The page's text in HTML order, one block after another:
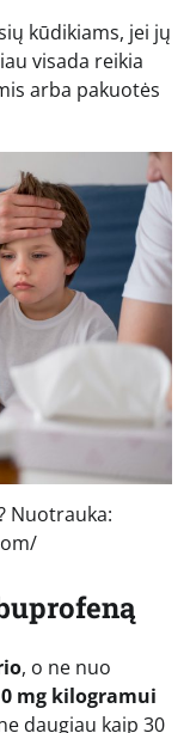
kūdikiams, jei jų
visada reikia
arba pakuotės
Nuotrauka:
, o ne nuo
mg kilogramui
daugiau kaip 30